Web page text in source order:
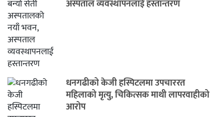
अस्पताल व्यवस्थापनलाई हस्तान्तरण
धनगढीको केजी हस्पिटलमा उपचाररत
महिलाको मृत्यु, चिकित्सक माथी लापरवाहीको
आरोप